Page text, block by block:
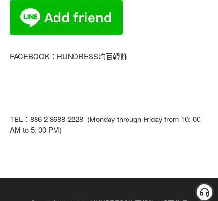
FACEBOOK：HUNDRESS均百韓飾
TEL：886 2 8688-2228 (Monday through Friday from 10: 00
AM to 5: 00 PM)